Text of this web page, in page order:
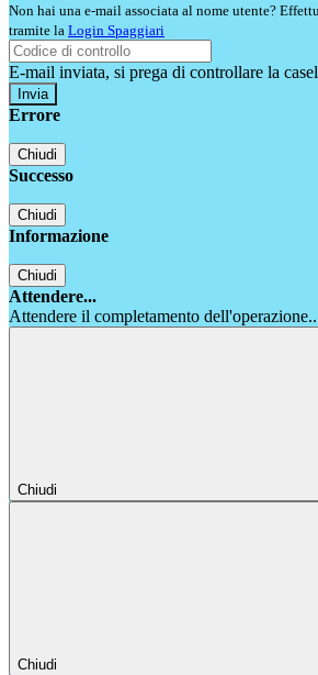
Non hai una e-mail associata al nome utente?
tramite la Login Spaggiari
E-mail inviata, si prega di controllare la
Errore
Chiudi
Successo
Chiudi
Informazione
Chiudi
Attendere...
Attendere il completamento
Chiudi
Chiudi